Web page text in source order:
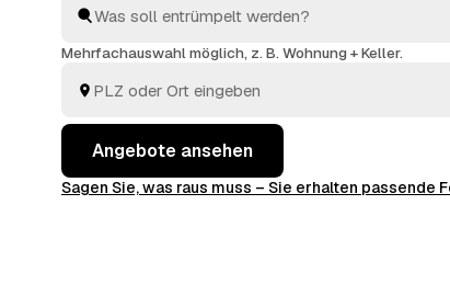
welches passt. Beauftragt wird erst, wenn Sie
Mehrfachauswahl möglich, z. B. Wohnung + Keller.
Angebote ansehen
Sagen Sie, was raus muss – Sie erhalten